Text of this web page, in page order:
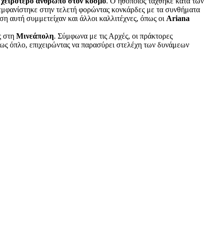
στην τελετή φορώντας κονκάρδες με τα συνθήματα
αυτή συμμετείχαν και άλλοι καλλιτέχνες, όπως οι Ariana
στη Μινεάπολη. Σύμφωνα με τις Αρχές, οι πράκτορες
όπλο, επιχειρώντας να παρασύρει στελέχη των δυνάμεων